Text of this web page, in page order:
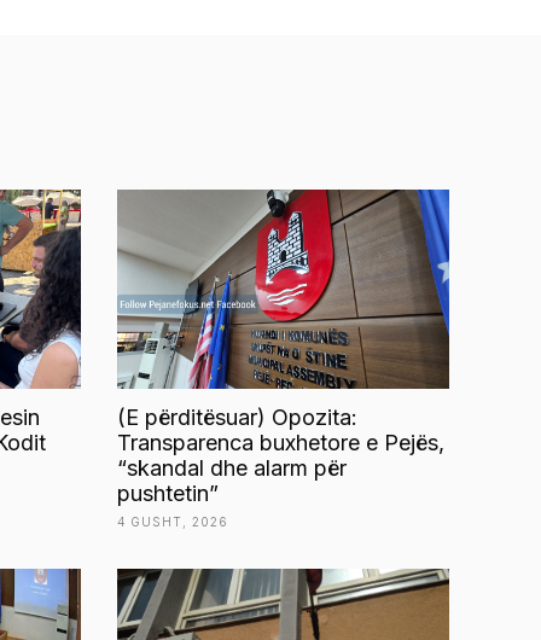
(E përditësuar) Opozita:
Transparenca buxhetore e Pejës,
“skandal dhe alarm për
pushtetin”
4 GUSHT, 2026